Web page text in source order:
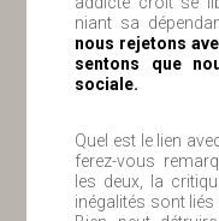
niant sa
nous rejetons
sentons que
sociale.
Quel est le lien
ferez-vous
les deux, la
inégalités sont